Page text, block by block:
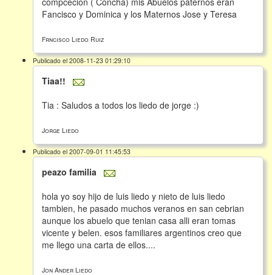
Fancisco y Dominica y los Maternos Jose y Teresa
Frncisco Liedo Ruiz
Publicado el 2008-11-23 01:29:10
Tiaa!!
Tia : Saludos a todos los liedo de jorge :)
Jorge Liedo
Publicado el 2007-09-01 11:45:53
peazo familia
hola yo soy hijo de luis liedo y nieto de luis liedo
tambien, he pasado muchos veranos en san cebrian
aunque los abuelo que tenian casa alli eran tomas
vicente y belen. esos familiares argentinos creo que
me llego una carta de ellos....
Jon Ander Liedo